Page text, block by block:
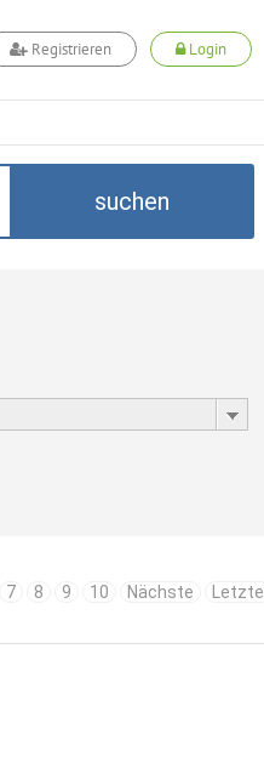
Registrieren Login
suchen
7 8 9 10 Nächste Letzte